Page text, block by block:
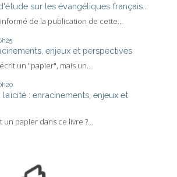
sur les évangéliques français...
de la publication de cette...
enjeux et perspectives
un "papier", mais un...
laïcité : enracinements, enjeux et
papier dans ce livre ?...